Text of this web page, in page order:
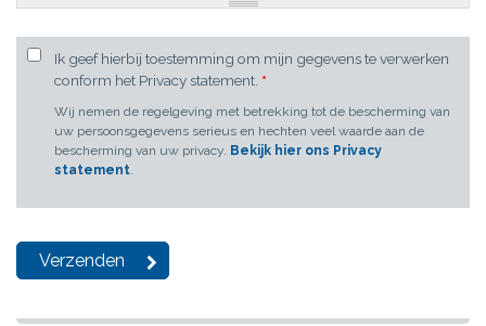
Ik geef hierbij toestemming om mijn gegevens te verwerken
conform het Privacy statement. *
Wij nemen de regelgeving met betrekking tot de bescherming van
uw persoonsgegevens serieus en hechten veel waarde aan de
bescherming van uw privacy. Bekijk hier ons Privacy
statement.